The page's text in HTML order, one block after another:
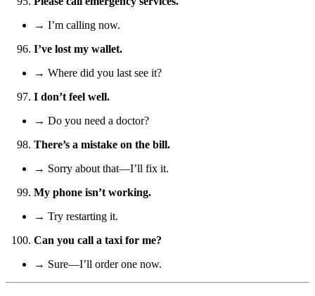
→ I’m calling now.
I’ve lost my wallet.
→ Where did you last see it?
I don’t feel well.
→ Do you need a doctor?
There’s a mistake on the bill.
→ Sorry about that—I’ll fix it.
My phone isn’t working.
→ Try restarting it.
Can you call a taxi for me?
→ Sure—I’ll order one now.